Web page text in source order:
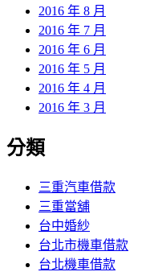
2016 年 8 月
2016 年 7 月
2016 年 6 月
2016 年 5 月
2016 年 4 月
2016 年 3 月
分類
三重汽車借款
三重當舖
台中婚紗
台北市機車借款
台北機車借款